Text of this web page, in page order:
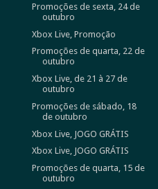
Promoções de sexta, 24 de
outubro
Xbox Live, Promoção
Promoções de quarta, 22 de
outubro
Xbox Live, de 21 à 27 de
outubro
Promoções de sábado, 18
de outubro
Xbox Live, JOGO GRÁTIS
Xbox Live, JOGO GRÁTIS
Promoções de quarta, 15 de
outubro